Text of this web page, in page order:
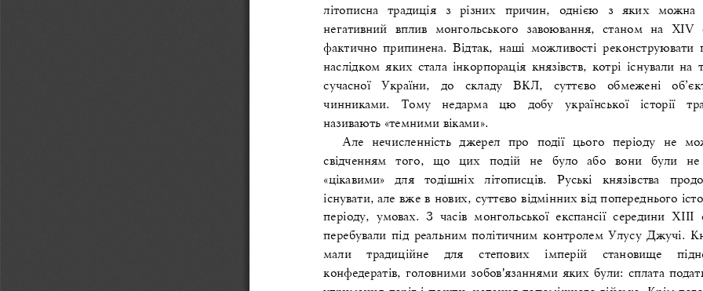
літописна  традиція  з  різних  причин,  однією  з  яких  можна
негативний  вплив  монгольського  завоювання,  станом  на  ХІV
фактично припинена. Відтак, наші можливості реконструювати
наслідком яких стала інкорпорація князівств, котрі існували на
сучасної  України,  до  складу  ВКЛ,  суттєво  обмежені
чинниками.  Тому  недарма  цю  добу  української  історії
називають «темними віками».
Але  нечисленність  джерел  про  події  цього  періоду  не
свідченням  того,  що  цих  подій  не  було  або  вони  були
«цікавими»  для  тодішніх  літописців.  Руські  князівства
існувати, але вже в нових, суттєво відмінних від попереднього
періоду,  умовах.  З  часів  монгольської  експансії  середини  ХІІІ
перебували під реальним політичним контролем Улусу Джучі.
мали  традиційне  для  степових  імперій  становище  пі
конфедератів, головними зобов'язаннями яких були: сплата